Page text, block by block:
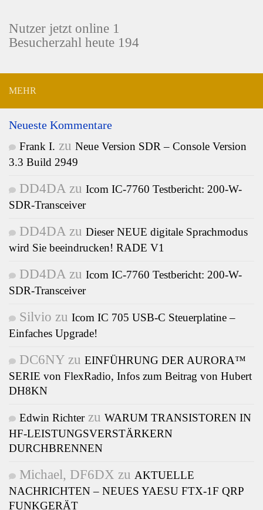
Nutzer jetzt online 1
Besucherzahl heute 194
MEHR
Neueste Kommentare
Frank I. zu Neue Version SDR – Console Version
3.3 Build 2949
DD4DA zu Icom IC-7760 Testbericht: 200-W-
SDR-Transceiver
DD4DA zu Dieser NEUE digitale Sprachmodus
wird Sie beeindrucken! RADE V1
DD4DA zu Icom IC-7760 Testbericht: 200-W-
SDR-Transceiver
Silvio zu Icom IC 705 USB-C Steuerplatine –
Einfaches Upgrade!
DC6NY zu EINFÜHRUNG DER AURORA™
SERIE von FlexRadio, Infos zum Beitrag von Hubert
DH8KN
Edwin Richterzu WARUM TRANSISTOREN IN
HF-LEISTUNGSVERSTÄRKERN
DURCHBRENNEN
Michael, DF6DX zu AKTUELLE
NACHRICHTEN – NEUES YAESU FTX-1F QRP
FUNKGERÄT